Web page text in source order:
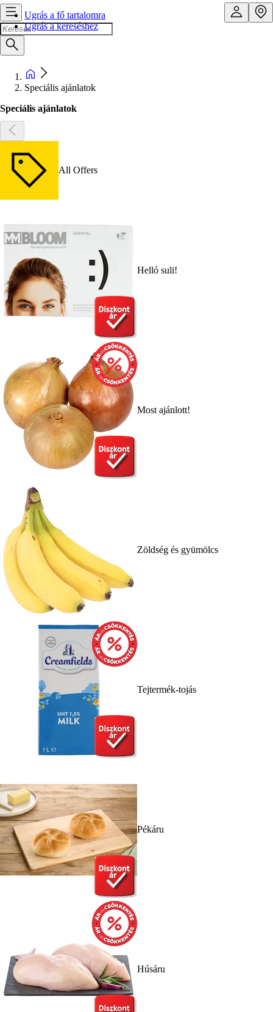
Ugrás a fő tartalomra
Ugrás a kereséshez
Speciális ajánlatok
Speciális ajánlatok
All Offers
Helló suli!
Most ajánlott!
Zöldség és gyümölcs
Tejtermék-tojás
Pékáru
Húsáru